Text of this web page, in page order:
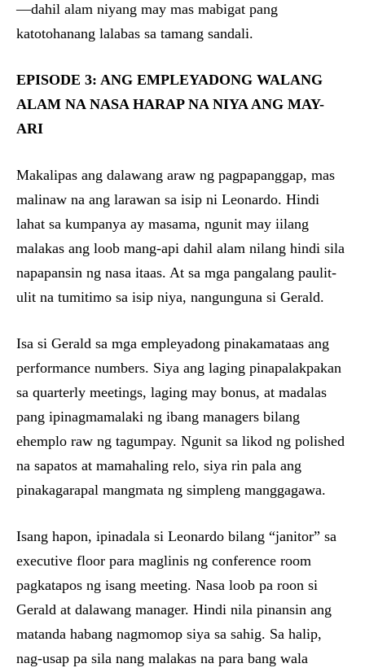
—dahil alam niyang may mas mabigat pang
katotohanang lalabas sa tamang sandali.
EPISODE 3: ANG EMPLEYADONG WALANG
ALAM NA NASA HARAP NA NIYA ANG MAY-
ARI
Makalipas ang dalawang araw ng pagpapanggap, mas
malinaw na ang larawan sa isip ni Leonardo. Hindi
lahat sa kumpanya ay masama, ngunit may iilang
malakas ang loob mang-api dahil alam nilang hindi sila
napapansin ng nasa itaas. At sa mga pangalang paulit-
ulit na tumitimo sa isip niya, nangunguna si Gerald.
Isa si Gerald sa mga empleyadong pinakamataas ang
performance numbers. Siya ang laging pinapalakpakan
sa quarterly meetings, laging may bonus, at madalas
pang ipinagmamalaki ng ibang managers bilang
ehemplo raw ng tagumpay. Ngunit sa likod ng polished
na sapatos at mamahaling relo, siya rin pala ang
pinakagarapal mangmata ng simpleng manggagawa.
Isang hapon, ipinadala si Leonardo bilang “janitor” sa
executive floor para maglinis ng conference room
pagkatapos ng isang meeting. Nasa loob pa roon si
Gerald at dalawang manager. Hindi nila pinansin ang
matanda habang nagmomop siya sa sahig. Sa halip,
nag-usap pa sila nang malakas na para bang wala